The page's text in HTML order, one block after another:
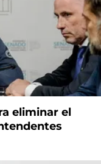
eliminar el